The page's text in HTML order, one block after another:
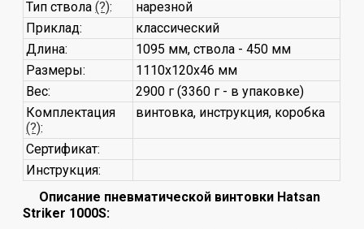
Тип ствола(?):
нарезной
Приклад:
классический
Длина:
1095 мм, ствола - 450 мм
Размеры:
1110x120x46 мм
Вес:
2900 г (3360 г - в упаковке)
Комплектация
(?):
винтовка, инструкция, коробка
Сертификат:
Инструкция:
Описание пневматической винтовки Hatsan
Striker 1000S: